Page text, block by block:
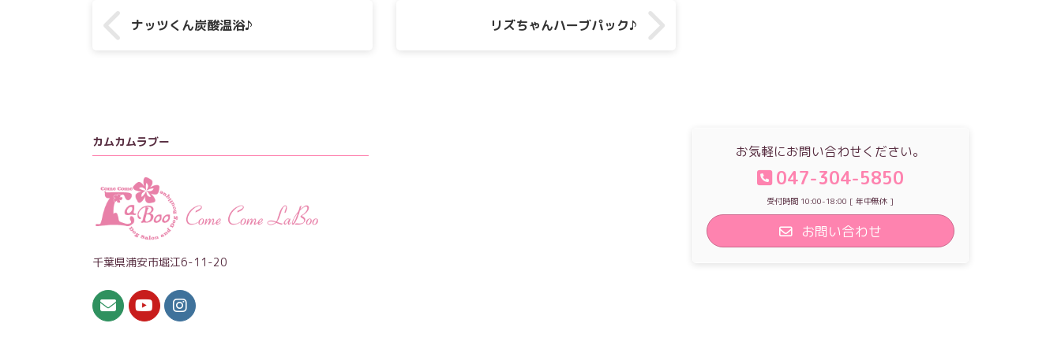
ナッツくん炭酸温浴♪ リズちゃんハーブパック♪
カムカムラブー
千葉県浦安市堀江6-11-20
お気軽にお問い合わせください。
047-304-5850
受付時間 10:00-18:00 [ 年中無休 ]
お問い合わせ